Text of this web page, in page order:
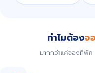
ทำไมต้องจ
มากกว่าแค่จองที่